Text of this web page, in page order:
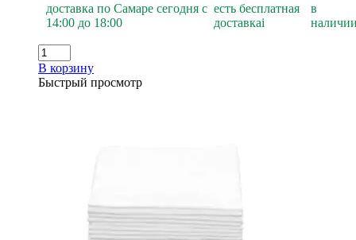
доставка по Самаре сегодня с
14:00 до 18:00
есть бесплатная
доставкаi
в
В корзину
Быстрый просмотр